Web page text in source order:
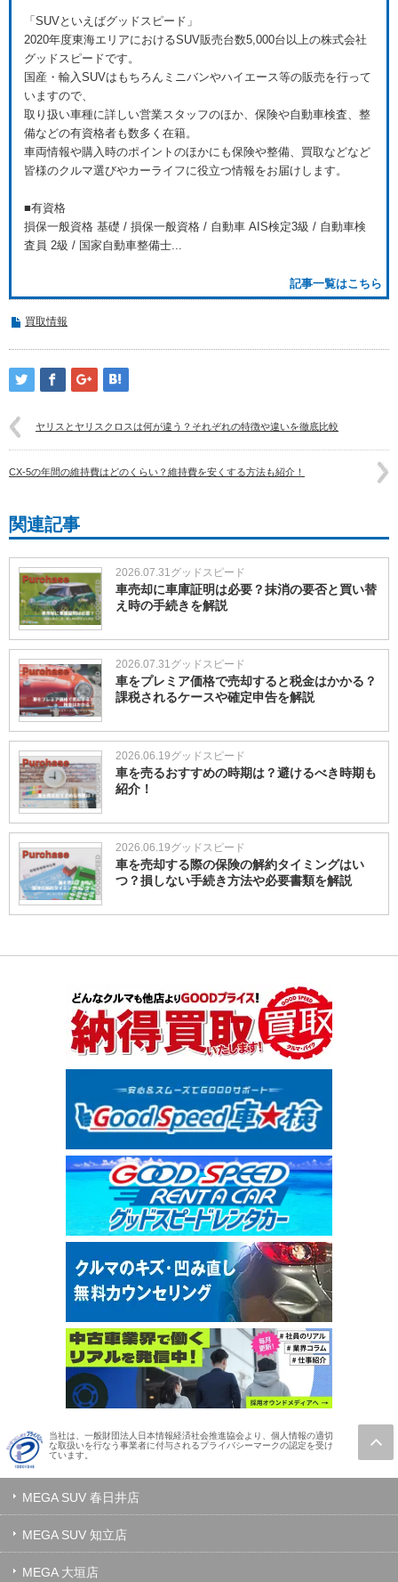
「SUVといえばグッドスピード」
2020年度東海エリアにおけるSUV販売台数5,000台以上の株式会社
グッドスピードです。
国産・輸入SUVはもちろんミニバンやハイエース等の販売を行って
いますので、
取り扱い車種に詳しい営業スタッフのほか、保険や自動車検査、整
備などの有資格者も数多く在籍。
車両情報や購入時のポイントのほかにも保険や整備、買取などなど
皆様のクルマ選びやカーライフに役立つ情報をお届けします。
■有資格
損保一般資格 基礎 / 損保一般資格 / 自動車 AIS検定3級 / 自動車検
査員 2級 / 国家自動車整備士...
記事一覧はこちら
買取情報
ヤリスとヤリスクロスは何が違う？それぞれの特徴や違いを徹底比較
CX-5の年間の維持費はどのくらい？維持費を安くする方法も紹介！
関連記事
2026.07.31 グッドスピード
車売却に車庫証明は必要？抹消の要否と買い替
え時の手続きを解説
2026.07.31 グッドスピード
車をプレミア価格で売却すると税金はかかる？
課税されるケースや確定申告を解説
2026.06.19グッドスピード
車を売るおすすめの時期は？避けるべき時期も
紹介！
2026.06.19グッドスピード
車を売却する際の保険の解約タイミングはい
つ？損しない手続き方法や必要書類を解説
当社は、一般財団法人日本情報経済社会推進協会より、個人情報の適切
な取扱いを行なう事業者に付与されるプライバシーマークの認定を受け
ています。
MEGA SUV 春日井店
MEGA SUV 知立店
MEGA 大垣店